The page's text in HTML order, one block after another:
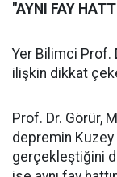
"AYNI FAY
Yer Bilimci Prof.
ilişkin dikkat
Prof. Dr. Görür,
depremin Kuzey
gerçekleştiğini